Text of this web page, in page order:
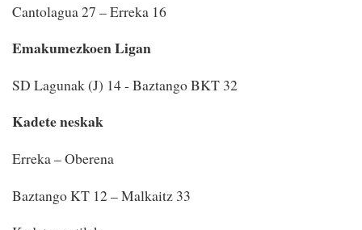
Cantolagua 27 – Erreka 16
Emakumezkoen Ligan
SD Lagunak (J) 14 - Baztango BKT 32
Kadete neskak
Erreka – Oberena
Baztango KT 12 – Malkaitz 33